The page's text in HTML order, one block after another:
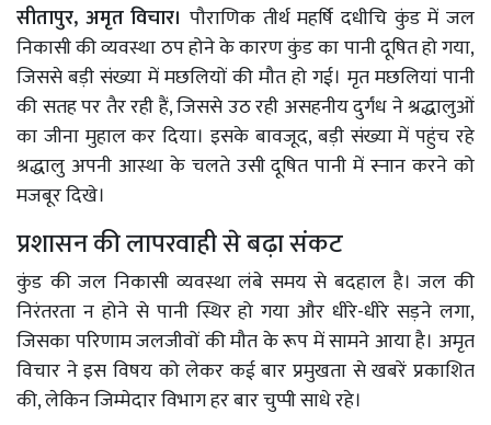
सीतापुर, अमृत विचार। पौराणिक तीर्थ महर्षि दधीचि कुंड में जल
निकासी की व्यवस्था ठप होने के कारण कुंड का पानी दूषित हो गया,
जिससे बड़ी संख्या में मछलियों की मौत हो गई। मृत मछलियां पानी
की सतह पर तैर रही हैं, जिससे उठ रही असहनीय दुर्गंध ने श्रद्धालुओं
का जीना मुहाल कर दिया। इसके बावजूद, बड़ी संख्या में पहुंच रहे
श्रद्धालु अपनी आस्था के चलते उसी दूषित पानी में स्नान करने को
मजबूर दिखे।
प्रशासन की लापरवाही से बढ़ा संकट
कुंड की जल निकासी व्यवस्था लंबे समय से बदहाल है। जल की
निरंतरता न होने से पानी स्थिर हो गया और धीरे-धीरे सड़ने लगा,
जिसका परिणाम जलजीवों की मौत के रूप में सामने आया है। अमृत
विचार ने इस विषय को लेकर कई बार प्रमुखता से खबरें प्रकाशित
की, लेकिन जिम्मेदार विभाग हर बार चुप्पी साधे रहे।